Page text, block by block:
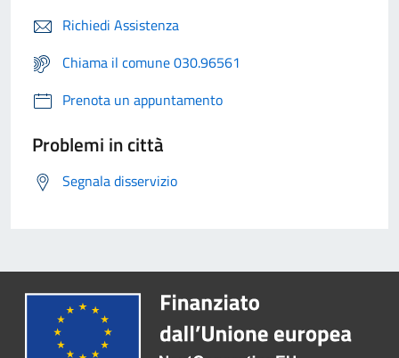
Richiedi Assistenza
Chiama il comune 030.96561
Prenota un appuntamento
Problemi in città
Segnala disservizio